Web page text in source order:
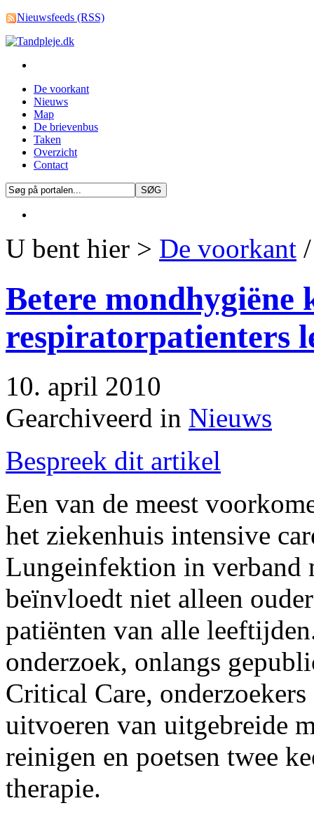
Nieuwsfeeds (RSS)
De voorkant
Nieuws
Map
De brievenbus
Taken
Overzicht
Contact
U bent hier > De voorkant /
Betere mondhygiëne
respiratorpatienters
10. april 2010
Gearchiveerd in Nieuws
Bespreek dit artikel
Een van de meest
het ziekenhuis intensive
Lungeinfektion in verband
beïnvloedt niet alleen
patiënten van alle
onderzoek, onlangs
Critical Care,
uitvoeren van uitgebreide
reinigen en poetsen twee
therapie.